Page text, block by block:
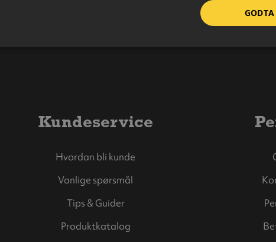
Kundeservice
Hvordan bli kunde
Vanlige spørsmål
Tips & Guider
Produktkatalog
GODTA